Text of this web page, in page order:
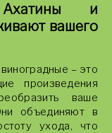
и
вашего
– это
произведения
ваше
объединяют в
ухода, что